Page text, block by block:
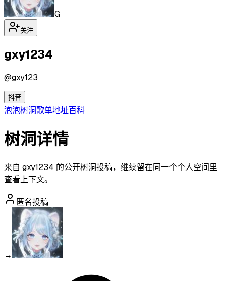
G
关注
gxy1234
@gxy123
抖音
泡泡树洞歌单地址百科
树洞详情
来自 gxy1234 的公开树洞投稿，继续留在同一个个人空间里
查看上下文。
匿名投稿
→